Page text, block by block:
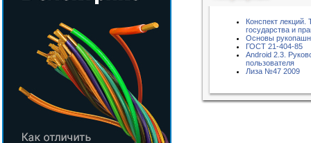
Конспект лекций.
государства и
Основы
ГОСТ 21-404-85
Android 2.3.
пользователя
Лиза №47 2009